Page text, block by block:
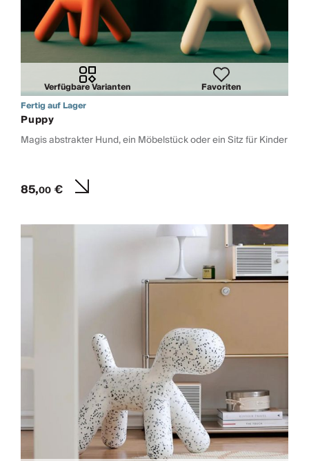
Verfügbare Varianten
Favoriten
Fertig auf Lager
Puppy
Magis abstrakter Hund, ein Möbelstück oder ein Sitz für Kinder
85,00€